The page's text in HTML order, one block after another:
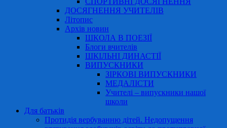
ДОСЯГНЕННЯ УЧИТЕЛІВ
Літопис
Архів новин
ШКОЛА В ПОЕЗІЇ
Блоги вчителів
ШКІЛЬНІ ДИНАСТІЇ
ВИПУСКНИКИ
ЗІРКОВІ ВИПУСКНИКИ
МЕДАЛІСТИ
Учителі – випускники нашої
школи
Для батьків
Протидія вербуванню дітей. Недопущення